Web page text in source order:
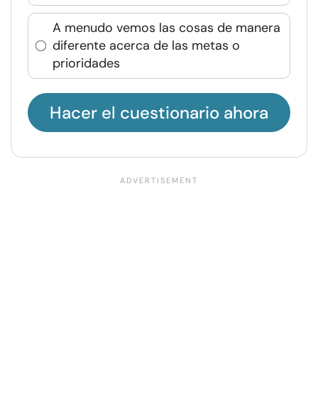
A menudo vemos las cosas de manera
diferente acerca de las metas o
prioridades
Hacer el cuestionario ahora